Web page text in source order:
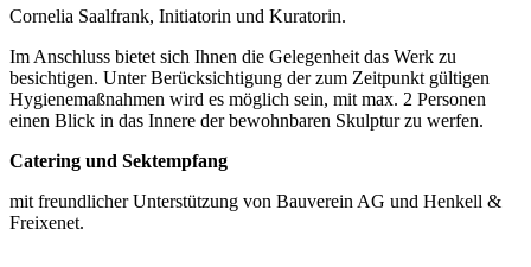
Cornelia Saalfrank, Initiatorin und Kuratorin.
Im Anschluss bietet sich Ihnen die Gelegenheit das Werk zu
besichtigen. Unter Berücksichtigung der zum Zeitpunkt gültigen
Hygienemaßnahmen wird es möglich sein, mit max. 2 Personen
einen Blick in das Innere der bewohnbaren Skulptur zu werfen.
Catering und Sektempfang
mit freundlicher Unterstützung von Bauverein AG und Henkell &
Freixenet.